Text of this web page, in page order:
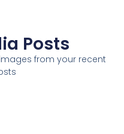
Posts
from your recent